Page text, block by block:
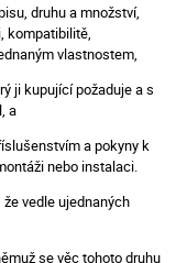
druhu a množství,
kompatibilitě,
vlastnostem,
ji kupující požaduje a s
a
a pokyny k
nebo instalaci.
vedle ujednaných
se věc tohoto druhu